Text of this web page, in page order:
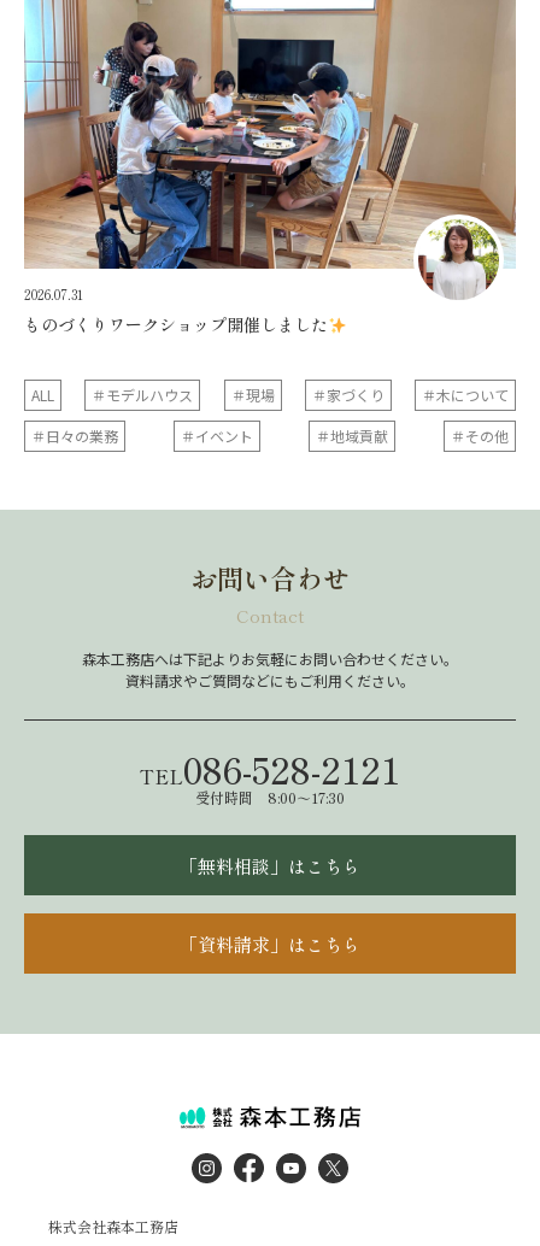
2026.07.31
ものづくりワークショップ開催しました
ALL ＃モデルハウス ＃現場 ＃家づくり
＃木について
＃日々の業務
＃イベント ＃地域貢献 ＃その他
お問い合わせ
Contact
森本工務店へは下記よりお気軽にお問い合わせください。
資料請求やご質問などにもご利用ください。
TEL086-528-2121
受付時間 8:00～17:30
「無料相談」はこちら
「資料請求」はこちら
株式会社森本工務店